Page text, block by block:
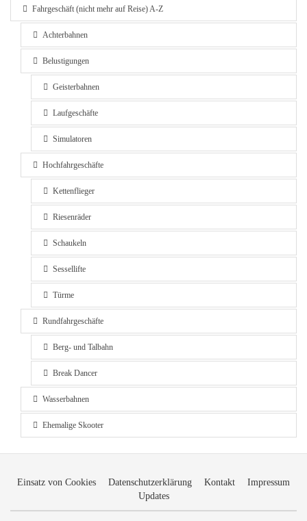
Fahrgeschäft (nicht mehr auf Reise) A-Z
Achterbahnen
Belustigungen
Geisterbahnen
Laufgeschäfte
Simulatoren
Hochfahrgeschäfte
Kettenflieger
Riesenräder
Schaukeln
Sessellifte
Türme
Rundfahrgeschäfte
Berg- und Talbahn
Break Dancer
Wasserbahnen
Ehemalige Skooter
Einsatz von Cookies Datenschutzerklärung Kontakt
Impressum
Updates